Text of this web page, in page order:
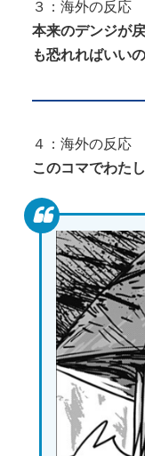
３：海外の反応
本来のデンジが
も恐れればいい
４：海外の反応
このコマでわた